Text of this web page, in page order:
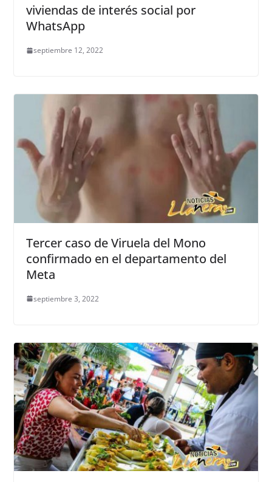
viviendas de interés social por
WhatsApp
septiembre 12, 2022
Tercer caso de Viruela del Mono
confirmado en el departamento del
Meta
septiembre 3, 2022